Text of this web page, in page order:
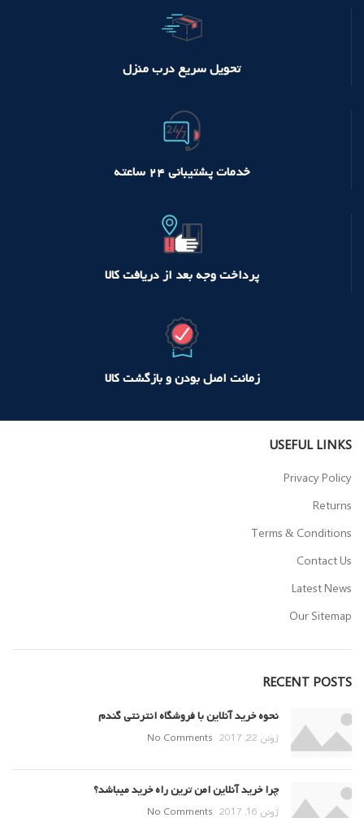
تحویل سریع درب منزل
خدمات پشتیبانی ۲۴ ساعته
پرداخت وجه بعد از دریافت کالا
زمانت اصل بودن و بازگشت کالا
USEFUL LINKS
Privacy Policy
Returns
Terms & Conditions
Contact Us
Latest News
Our Sitemap
RECENT POSTS
نحوه خرید آنلاین با فروشگاه انترنتی گندم
ژوئن 22, 2017 No Comments
چرا خرید آنلاین امن ترین راه خرید میباشد؟
ژوئن 16, 2017 No Comments